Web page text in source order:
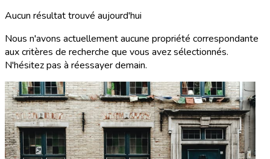
Aucun résultat trouvé aujourd'hui
Nous n'avons actuellement aucune propriété correspondante
aux critères de recherche que vous avez sélectionnés.
N'hésitez pas à réessayer demain.